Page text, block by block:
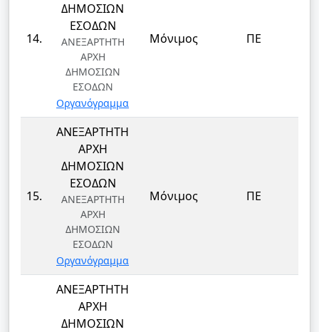
14.
ΔΗΜΟΣΙΩΝ
ΕΣΟΔΩΝ
ΑΝΕΞΑΡΤΗΤΗ
ΑΡΧΗ
ΔΗΜΟΣΙΩΝ
ΕΣΟΔΩΝ
Οργανόγραμμα
Μόνιμος ΠΕ
15.
ΑΝΕΞΑΡΤΗΤΗ
ΑΡΧΗ
ΔΗΜΟΣΙΩΝ
ΕΣΟΔΩΝ
ΑΝΕΞΑΡΤΗΤΗ
ΑΡΧΗ
ΔΗΜΟΣΙΩΝ
ΕΣΟΔΩΝ
Οργανόγραμμα
Μόνιμος ΠΕ
ΑΝΕΞΑΡΤΗΤΗ
ΑΡΧΗ
ΔΗΜΟΣΙΩΝ